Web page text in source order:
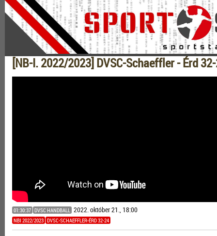
[NB-I. 2022/2023] DVSC-Schaeffler - Érd
01:30:37 DVSC HANDBALL 2022. október 21., 18:00
NBI 2022/2023 DVSC-SCHAEFFLER-ÉRD 32-24